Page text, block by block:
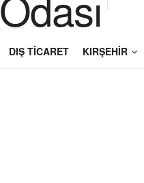
DIŞ TİCARET KIRŞEHİR